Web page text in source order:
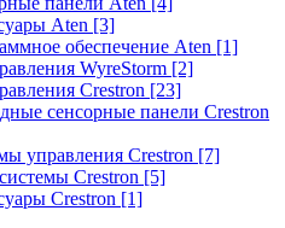
Aten [3]
обеспечение Aten [1]
WyreStorm [2]
Crestron [23]
сенсорные панели Crestron
управления Crestron [7]
Crestron [5]
Crestron [1]